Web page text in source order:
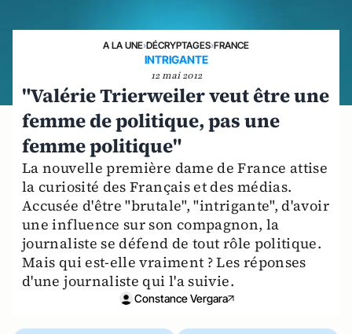
A LA UNE›DÉCRYPTAGES›FRANCE
INTRIGANTE
12 mai 2012
"Valérie Trierweiler veut être une
femme de politique, pas une
femme politique"
La nouvelle première dame de France attise
la curiosité des Français et des médias.
Accusée d'être "brutale", "intrigante", d'avoir
une influence sur son compagnon, la
journaliste se défend de tout rôle politique.
Mais qui est-elle vraiment ? Les réponses
d'une journaliste qui l'a suivie.
Constance Vergara